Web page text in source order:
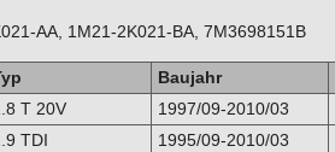
AA, 1M21-2K021-BA, 7M3698151B
Baujahr
T 20V 1997/09-2010/03
TDI 1995/09-2010/03